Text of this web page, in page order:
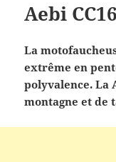
Aebi
La
extrême en
polyvalence. La
montagne et de